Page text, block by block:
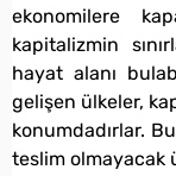
ekonomilere
kapitalizmin
hayat alanı
gelişen ülkeler,
konumdadırlar.
teslim olmayacak